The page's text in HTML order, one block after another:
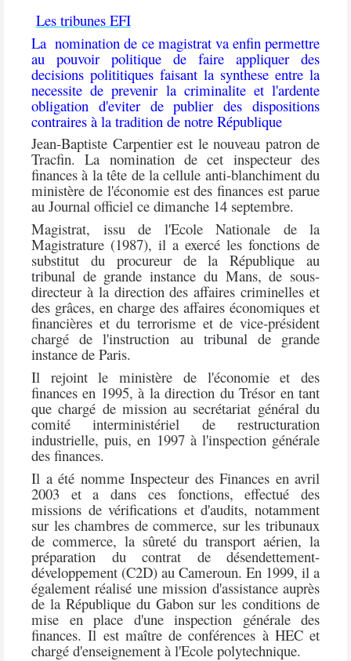
Les tribunes EFI
La nomination de ce magistrat va enfin permettre
au pouvoir politique de faire appliquer des
decisions polititiques faisant la synthese entre la
necessite de prevenir la criminalite et l'ardente
obligation d'eviter de publier des dispositions
contraires à la tradition de notre République
Jean-Baptiste Carpentier est le nouveau patron de
Tracfin. La nomination de cet inspecteur des
finances à la tête de la cellule anti-blanchiment du
ministère de l'économie est des finances est parue
au Journal officiel ce dimanche 14 septembre.
Magistrat, issu de l'Ecole Nationale de la
Magistrature (1987), il a exercé les fonctions de
substitut du procureur de la République au
tribunal de grande instance du Mans, de sous-
directeur à la direction des affaires criminelles et
des grâces, en charge des affaires économiques et
financières et du terrorisme et de vice-président
chargé de l'instruction au tribunal de grande
instance de Paris.
Il rejoint le ministère de l'économie et des
finances en 1995, à la direction du Trésor en tant
que chargé de mission au secrétariat général du
comité interministériel de restructuration
industrielle, puis, en 1997 à l'inspection générale
des finances.
Il a été nomme Inspecteur des Finances en avril
2003 eta dans ces fonctions, effectué des
missions de vérifications et d'audits, notamment
sur les chambres de commerce, sur les tribunaux
de commerce, la sûreté du transport aérien, la
préparation du contrat de désendettement-
développement (C2D) au Cameroun. En 1999, il a
également réalisé une mission d'assistance auprès
de la République du Gabon sur les conditions de
mise en place d'une inspection générale des
finances. Il est maître de conférences à HEC et
chargé d'enseignement à l'Ecole polytechnique.